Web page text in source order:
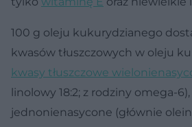
100 g oleju kukurydzianego
kwasów tłuszczowych w oleju
kwasy tłuszczowe
linolowy 18:2; z rodziny omega-
jednonienasycone (głównie